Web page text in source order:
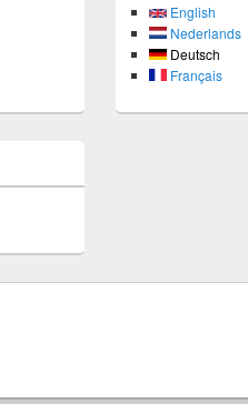
English
Nederlands
Deutsch
Français